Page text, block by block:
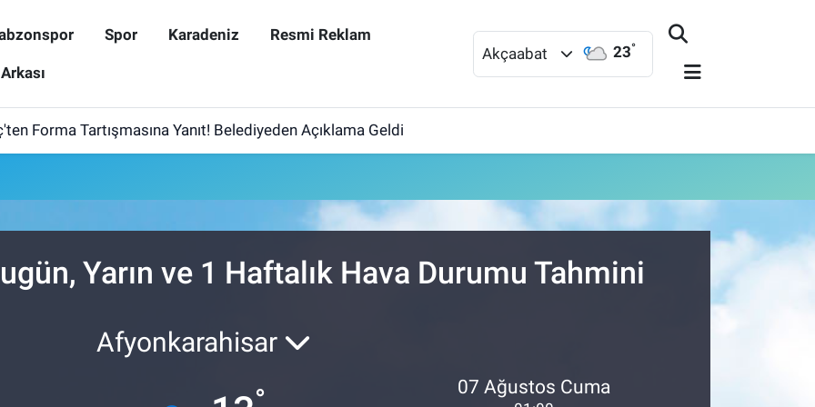
Spor Karadeniz Resmi Reklam
Akçaabat 23°
Forma Tartışmasına Yanıt! Belediyeden Açıklama Geldi
Yarın ve 1 Haftalık Hava Durumu Tahmini
Afyonkarahisar
° 07 Ağustos Cuma